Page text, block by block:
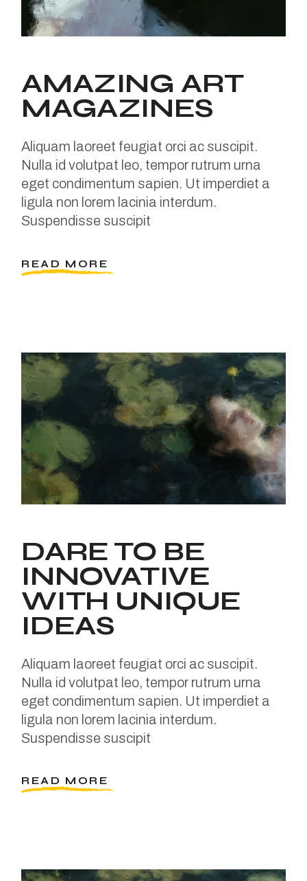
AMAZING ART
MAGAZINES
Aliquam laoreet feugiat orci ac suscipit.
Nulla id volutpat leo, tempor rutrum urna
eget condimentum sapien. Ut imperdiet a
ligula non lorem lacinia interdum.
Suspendisse suscipit
READ MORE
DARE TO BE
INNOVATIVE
WITH UNIQUE
IDEAS
Aliquam laoreet feugiat orci ac suscipit.
Nulla id volutpat leo, tempor rutrum urna
eget condimentum sapien. Ut imperdiet a
ligula non lorem lacinia interdum.
Suspendisse suscipit
READ MORE